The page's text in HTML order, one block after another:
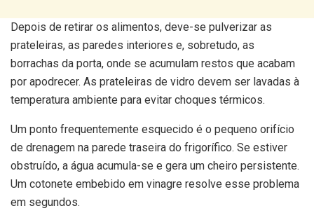
Depois de retirar os alimentos, deve-se pulverizar as
prateleiras, as paredes interiores e, sobretudo, as
borrachas da porta, onde se acumulam restos que acabam
por apodrecer. As prateleiras de vidro devem ser lavadas à
temperatura ambiente para evitar choques térmicos.
Um ponto frequentemente esquecido é o pequeno orifício
de drenagem na parede traseira do frigorífico. Se estiver
obstruído, a água acumula-se e gera um cheiro persistente.
Um cotonete embebido em vinagre resolve esse problema
em segundos.